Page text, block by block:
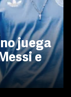
juega
e